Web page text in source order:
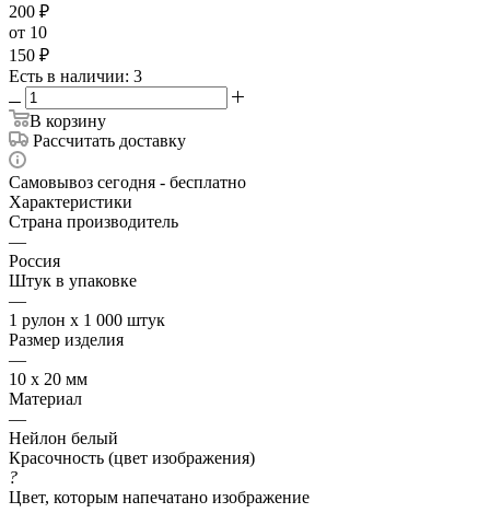
200 ₽
от 10
150 ₽
Есть в наличии: 3
В корзину
Рассчитать доставку
Самовывоз сегодня - бесплатно
Характеристики
Страна производитель
—
Россия
Штук в упаковке
—
1 рулон х 1 000 штук
Размер изделия
—
10 х 20 мм
Материал
—
Нейлон белый
Красочность (цвет изображения)
?
Цвет, которым напечатано изображение